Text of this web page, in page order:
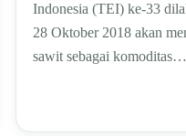
Indonesia (TEI) ke-33
28 Oktober 2018 akan
sawit sebagai komoditas…